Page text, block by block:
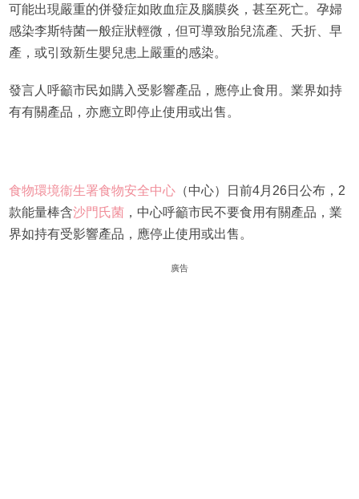
可能出現嚴重的併發症如敗血症及腦膜炎，甚至死亡。孕婦
感染李斯特菌一般症狀輕微，但可導致胎兒流產、夭折、早
產，或引致新生嬰兒患上嚴重的感染。
發言人呼籲市民如購入受影響產品，應停止食用。業界如持
有有關產品，亦應立即停止使用或出售。
​食物環境衞生署食物安全中心（中心）日前4月26日公布，2
款能量棒含沙門氏菌，中心呼籲市民不要食用有關產品，業
界如持有受影響產品，應停止使用或出售。
廣告